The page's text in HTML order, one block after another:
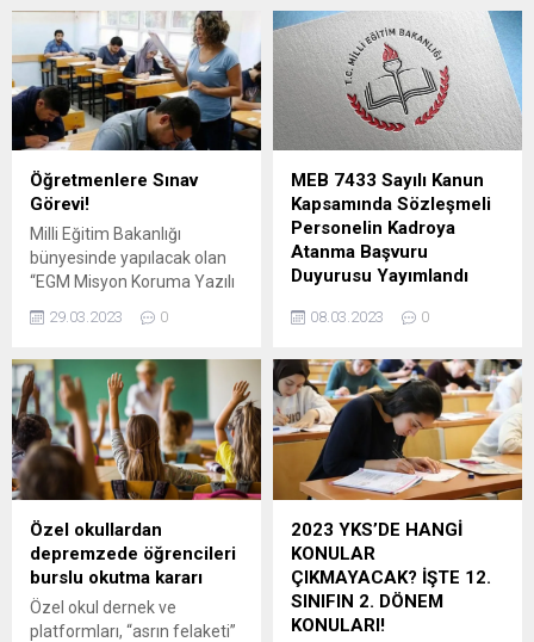
göre, Liselere Geçiş Sistemi
(LGS) kapsamında
ortaöğretim tercih süreci
bugün başladı. Öğrenciler,
öncelikle yerel yerleştirme
yöntemiyle öğrenci alan
okullar listesinden tercih
yapabilecekler. ” LGS
TARİHLER ARASINDA
YAPILACAK? Liselere Geçiş
Sistemi (LGS) kapsamında
tercihler, 14 Temmuz 2025
Testi (ÖABT) oturumları, 13
Temmuz 2025 tarihinde
gerçekleştirilecek. ” Ölçme,
Seçme ve Yerleştirme
Merkezi (ÖSYM) tarafından
yapılan açıklamaya göre,
sınav başvuruları 8-20 Mayıs
2025 tarihleri arasında
alınacak. Adaylar,
başvurularını ÖSYM Başvuru
Merkezleri aracılığıyla
yapabilecekleri gibi,...
Öğretmenlere Sınav
Görevi!
Milli Eğitim Bakanlığı
bünyesinde yapılacak olan
“EGM Misyon Koruma Yazılı
Sınavı” için öğretmenlere
sınav görevi imkanı tanındı.
MEBBİS üzerinden
yapabilecek. Milli Eğitim
Bakanlığı bünyesinde
yapılacak olan “EGM Misyon
Koruma Yazılı Sınavı” için
görev talepleri başladı. İlgili
sınavda yedek gözetmen,
gözetmen ya da salon
başkanı olarak görev almak
29.03.2023 0
MEB 7433 Sayılı Kanun
Kapsamında Sözleşmeli
Personelin Kadroya
Atanma Başvuru
Duyurusu Yayımlandı
Bilindiği üzere 26.01.2023
tarihli ve 32085 sayılı Resmî
yayımı tarihindeyürürlüğe
giren ilgi (a) Kanunun 3’üncü
maddesiyle 657 sayılı Devlet
Memurları Kanununa
eklenengeçici 48’inci
maddenin birinci fıkrası
doğrultusunda, Bakanlığımız
resmî kurum/eğitim
kurumlarında657 sayılı
Kanunun 4/B maddesi
kapsamında istihdam edilen
08.03.2023 0
Özel okullardan
depremzede öğrencileri
burslu okutma kararı
Özel okul dernek ve
platformları, “asrın felaketi”
2023 YKS’DE HANGİ
KONULAR
ÇIKMAYACAK? İŞTE 12.
SINIFIN 2. DÖNEM
KONULARI!